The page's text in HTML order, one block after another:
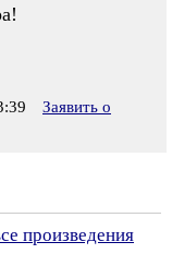
Заявить о
произведения